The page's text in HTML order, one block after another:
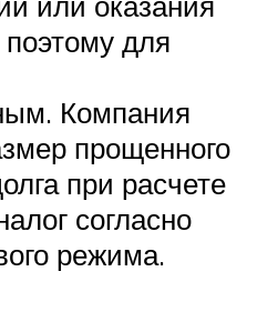
для
Компания
прощенного
при расчете
согласно
режима.